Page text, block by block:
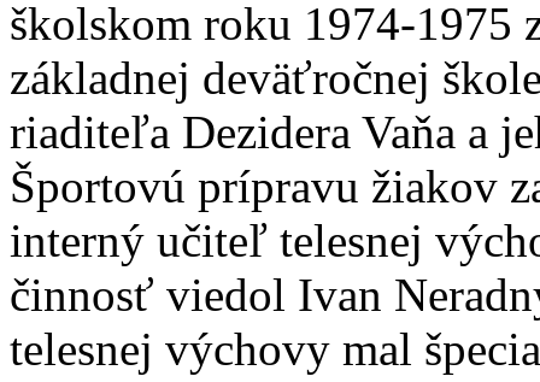
školskom roku 1974-1975
základnej deväťročnej
riaditeľa Dezidera Vaňa a
Športovú prípravu žiakov
interný učiteľ telesnej
činnosť viedol Ivan
telesnej výchovy mal